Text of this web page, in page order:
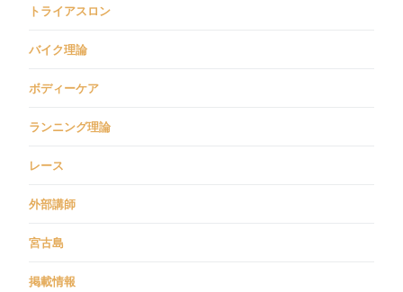
トライアスロン
バイク理論
ボディーケア
ランニング理論
レース
外部講師
宮古島
掲載情報